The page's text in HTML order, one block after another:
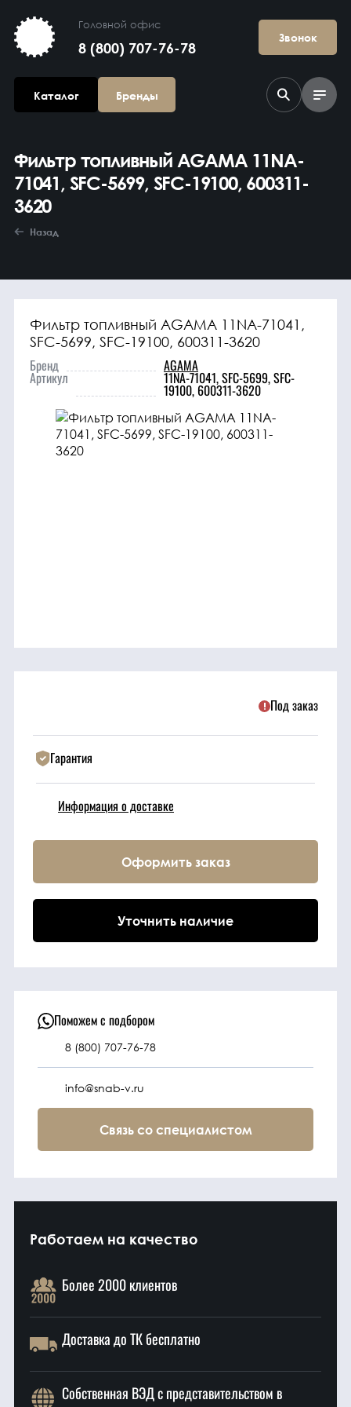
Головной офис
8 (800) 707-76-78
Звонок
Каталог Бренды
Агрегаты в
сборе
Гидравлика и
трансмиссия
ГСМ
Детали
элементы
Ходовые части
Электрическая
Фильтр топливный AGAMA 11NA-
71041, SFC-5699, SFC-19100, 600311-
3620
Назад
Фильтр топливный AGAMA 11NA-71041,
SFC-5699, SFC-19100, 600311-3620
Бренд AGAMA
Артикул 11NA-71041, SFC-5699, SFC-
19100, 600311-3620
Под заказ
Гарантия
Информация о доставке
Оформить заказ
Уточнить наличие
Поможем с подбором
8 (800) 707-76-78
info@snab-v.ru
Связь со специалистом
Работаем на качество
Более 2000 клиентов
Доставка до ТК бесплатно
Собственная ВЭД с представительством в